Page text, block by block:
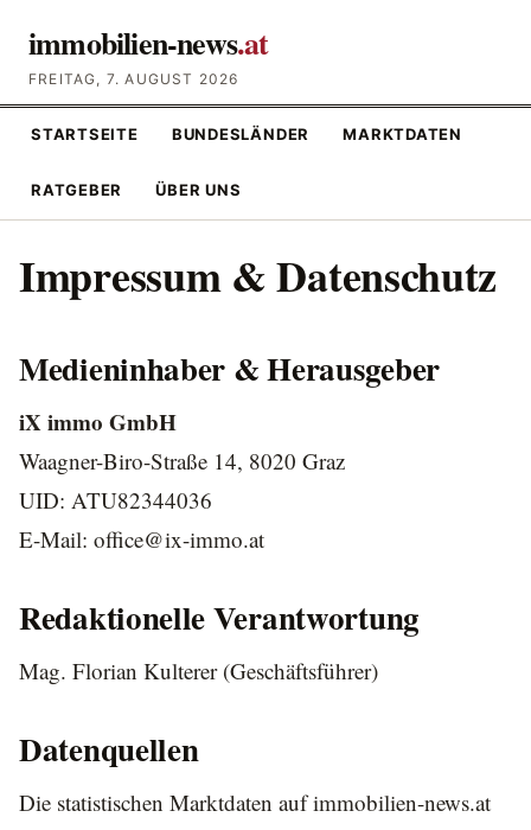
immobilien-news.at
FREITAG, 7. AUGUST 2026
STARTSEITE BUNDESLÄNDER MARKTDATEN
RATGEBER ÜBER UNS
Impressum & Datenschutz
Medieninhaber & Herausgeber
iX immo GmbH
Waagner-Biro-Straße 14, 8020 Graz
UID: ATU82344036
E-Mail: office@ix-immo.at
Redaktionelle Verantwortung
Mag. Florian Kulterer (Geschäftsführer)
Datenquellen
Die statistischen Marktdaten auf immobilien-news.at